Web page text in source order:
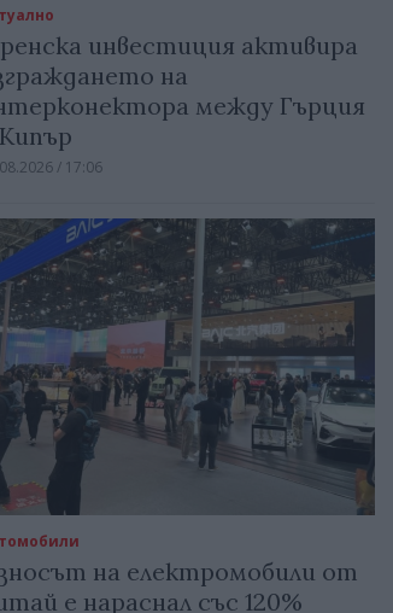
инвестиция активира
на
между Гърция
/ 17:06
на електромобили от
е нараснал със 120%